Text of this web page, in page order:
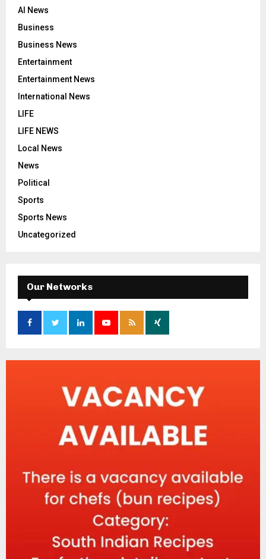
AI News
Business
Business News
Entertainment
Entertainment News
International News
LIFE
LIFE NEWS
Local News
News
Political
Sports
Sports News
Uncategorized
Our Networks